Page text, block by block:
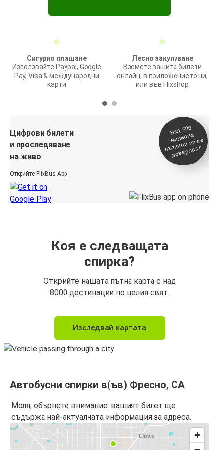
Сигурно плащане
Използвайте Paypal, Google
Pay, Visa & международни
карти
Лесно закупуване
Вземете вашите билети
онлайн, в приложението ни,
или във Flixshop
Цифрови билети
и проследяване
на живо
Открийте FlixBus App
На
д 500
милиона
п
ътници ни се
доверяват
Коя е следващата
спирка?
Открийте нашата пътна карта с над
8000 дестинации по целия свят.
Изследвай картата
Автобусни спирки в(ъв) Фресно, CA
Моля, обърнете внимание: вашият билет ще
съдържа най-актуалната информация за адреса.